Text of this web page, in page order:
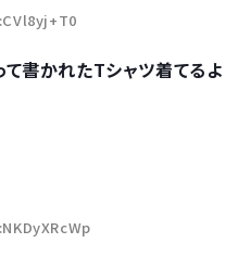
書かれたTシャツ着てるよ